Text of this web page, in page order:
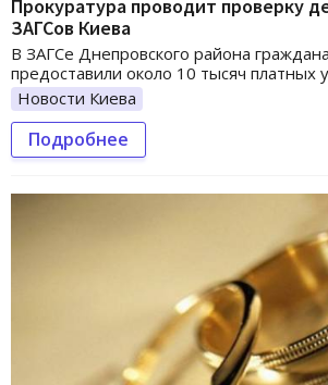
Прокуратура проводит проверку
ЗАГСов Киева
В ЗАГСе Днепровского района
предоставили около 10 тысяч платных
Новости Киева
Подробнее